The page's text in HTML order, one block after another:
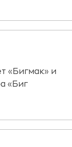
«Бигмак» и
«Биг